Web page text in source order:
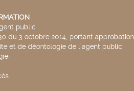
public
du 3 octobre 2014, portant approbation
et de déontologie de l’agent public